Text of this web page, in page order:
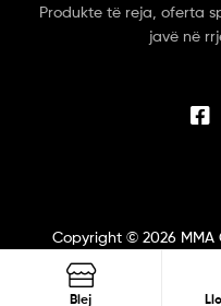
Produkte të reja, oferta
javë në
Copyright © 2026 MMA
Blej